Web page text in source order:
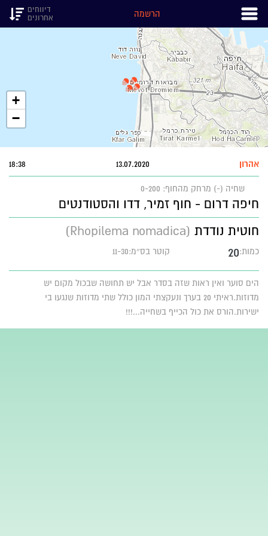
הרשמה
דיווחים
אחרונים
+
−
אהרון 13.07.2020
18:38
שחיה (-) מרחק מהחוף: 0-200
חיפה דרום - חוף זמיר, דדו והסטודנטים
חוטית נודדת (Rhopilema nomadica)
כמות:20 קוטר בס״מ:11-30
הים סוער ואין ראות שזה בסדר אבל יש תחושה שבכול מקום יש
מדוזות.ראיתי 20 בערך ונעקצתי המון כולל שתי מדוזות שנגעו בי
ישירות.הורס את כול הכייף בשחייה...!!!